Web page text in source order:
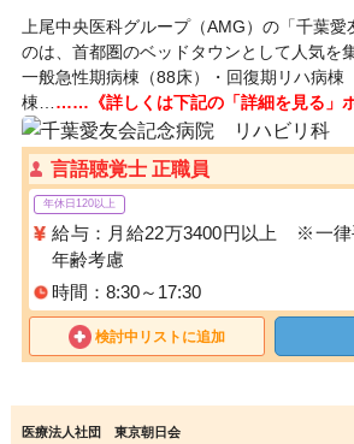
上尾中央医科グループ（AMG）の「千葉愛
のは、首都圏のベッドタウンとして人気を
一般急性期病棟（88床）・回復期リハ病棟
棟… ……《詳しくは下記の「詳細を見る」
言語聴覚士 正職員
年休日120以上
給与：月給22万3400円以上 ※一律
年齢考慮
時間：8:30～17:30
検討中リストに追加
医療法人社団 東京朝日会